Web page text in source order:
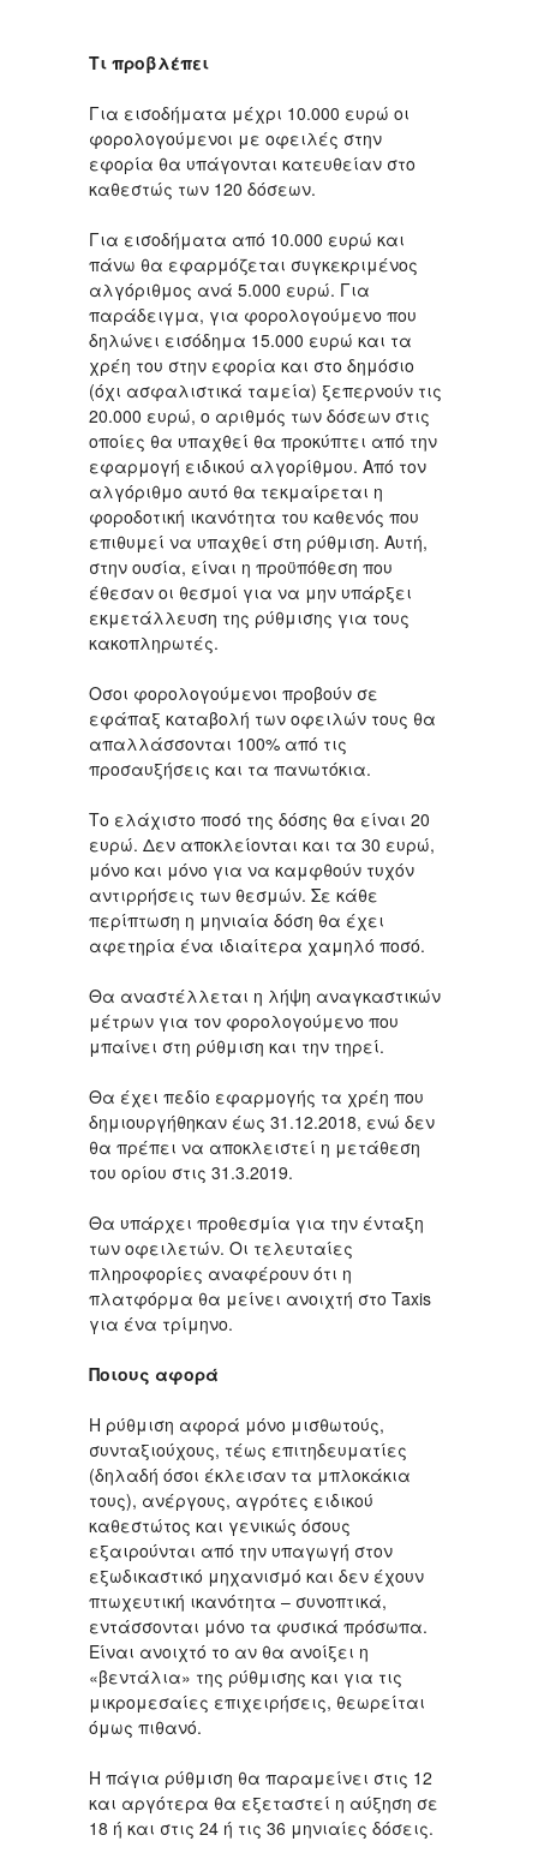
Tι προβλέπει
Για εισοδήματα μέχρι 10.000 ευρώ οι
φορολογούμενοι με οφειλές στην
εφορία θα υπάγονται κατευθείαν στο
καθεστώς των 120 δόσεων.
Για εισοδήματα από 10.000 ευρώ και
πάνω θα εφαρμόζεται συγκεκριμένος
αλγόριθμος ανά 5.000 ευρώ. Για
παράδειγμα, για φορολογούμενο που
δηλώνει εισόδημα 15.000 ευρώ και τα
χρέη του στην εφορία και στο δημόσιο
(όχι ασφαλιστικά ταμεία) ξεπερνούν τις
20.000 ευρώ, ο αριθμός των δόσεων στις
οποίες θα υπαχθεί θα προκύπτει από την
εφαρμογή ειδικού αλγορίθμου. Από τον
αλγόριθμο αυτό θα τεκμαίρεται η
φοροδοτική ικανότητα του καθενός που
επιθυμεί να υπαχθεί στη ρύθμιση. Αυτή,
στην ουσία, είναι η προϋπόθεση που
έθεσαν οι θεσμοί για να μην υπάρξει
εκμετάλλευση της ρύθμισης για τους
κακοπληρωτές.
Οσοι φορολογούμενοι προβούν σε
εφάπαξ καταβολή των οφειλών τους θα
απαλλάσσονται 100% από τις
προσαυξήσεις και τα πανωτόκια.
Το ελάχιστο ποσό της δόσης θα είναι 20
ευρώ. Δεν αποκλείονται και τα 30 ευρώ,
μόνο και μόνο για να καμφθούν τυχόν
αντιρρήσεις των θεσμών. Σε κάθε
περίπτωση η μηνιαία δόση θα έχει
αφετηρία ένα ιδιαίτερα χαμηλό ποσό.
Θα αναστέλλεται η λήψη αναγκαστικών
μέτρων για τον φορολογούμενο που
μπαίνει στη ρύθμιση και την τηρεί.
Θα έχει πεδίο εφαρμογής τα χρέη που
δημιουργήθηκαν έως 31.12.2018, ενώ δεν
θα πρέπει να αποκλειστεί η μετάθεση
του ορίου στις 31.3.2019.
Θα υπάρχει προθεσμία για την ένταξη
των οφειλετών. Οι τελευταίες
πληροφορίες αναφέρουν ότι η
πλατφόρμα θα μείνει ανοιχτή στο Taxis
για ένα τρίμηνο.
Ποιους αφορά
Η ρύθμιση αφορά μόνο μισθωτούς,
συνταξιούχους, τέως επιτηδευματίες
(δηλαδή όσοι έκλεισαν τα μπλοκάκια
τους), ανέργους, αγρότες ειδικού
καθεστώτος και γενικώς όσους
εξαιρούνται από την υπαγωγή στον
εξωδικαστικό μηχανισμό και δεν έχουν
πτωχευτική ικανότητα – συνοπτικά,
εντάσσονται μόνο τα φυσικά πρόσωπα.
Είναι ανοιχτό το αν θα ανοίξει η
«βεντάλια» της ρύθμισης και για τις
μικρομεσαίες επιχειρήσεις, θεωρείται
όμως πιθανό.
Η πάγια ρύθμιση θα παραμείνει στις 12
και αργότερα θα εξεταστεί η αύξηση σε
18 ή και στις 24 ή τις 36 μηνιαίες δόσεις.